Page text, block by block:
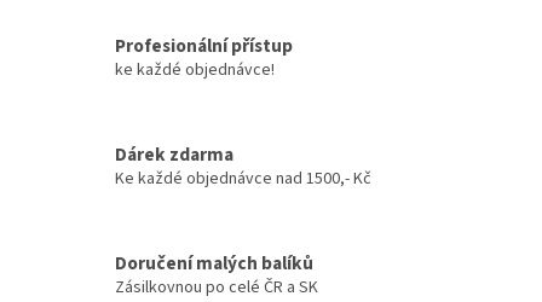
Profesionální přístup
ke každé objednávce!
Dárek zdarma
Ke každé objednávce nad 1500,- Kč
Doručení malých balíků
Zásilkovnou po celé ČR a SK